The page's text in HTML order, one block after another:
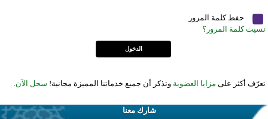
حفظ كلمة المرور
نسيت كلمة المرور؟
تعرّف أكثر على مزايا العضوية وتذكر أن جميع خدماتنا المميزة مجانية! سجل الآن
شارك معنا